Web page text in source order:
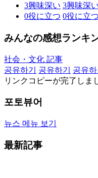
3興味深い 3興味深い
0役に立つ 0役に立つ
みんなの感想ランキ
社会・文化 記事
공유하기
공유하기 공유하
リンクコピーが完了しま
포토뷰어
뉴스 메뉴 보기
最新記事